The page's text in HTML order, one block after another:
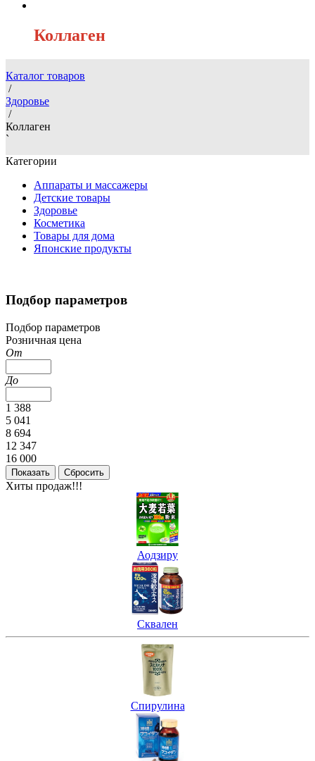
Коллаген
Каталог товаров
/
Здоровье
/
Коллаген
`
Категории
Аппараты и массажеры
Детские товары
Здоровье
Косметика
Товары для дома
Японские продукты
Подбор параметров
Подбор параметров
Розничная цена
От
До
1 388
5 041
8 694
12 347
16 000
Хиты продаж!!!
Аодзиру
Сквален
Спирулина